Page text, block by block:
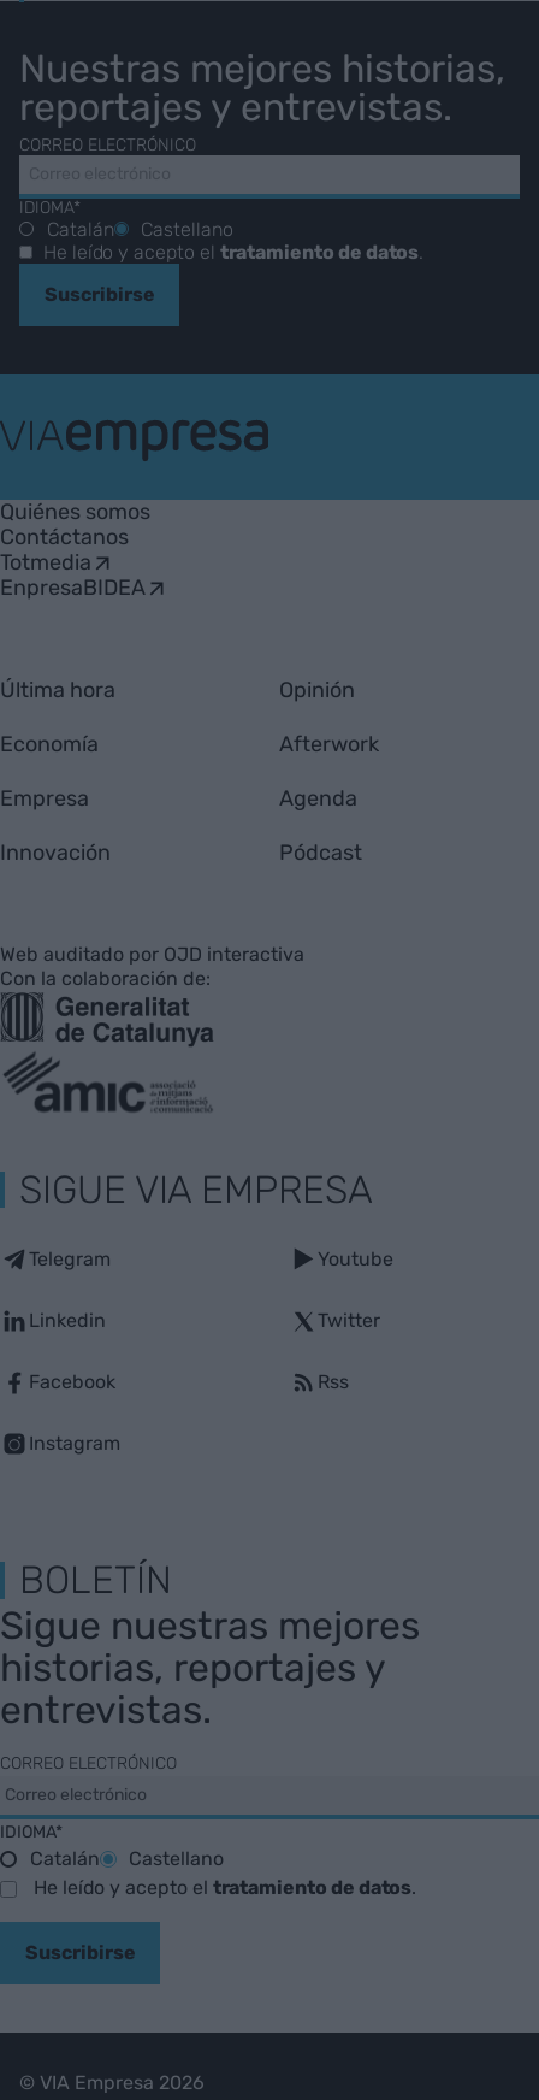
Nuestras mejores historias,
reportajes y entrevistas.
CORREO ELECTRÓNICO
IDIOMA*
Catalán
Castellano
He leído y acepto el tratamiento de datos.
Suscribirse
Empresa
Quiénes somos
Contáctanos
Totmedia
EnpresaBIDEA
Última hora
Economía
Empresa
Innovación
Opinión
Afterwork
Agenda
Pódcast
Web auditado por OJD interactiva
Con la colaboración de:
SIGUE VIA EMPRESA
Telegram
Linkedin
Facebook
Instagram
Youtube
Twitter
Rss
BOLETÍN
Sigue nuestras mejores
historias, reportajes y
entrevistas.
CORREO ELECTRÓNICO
IDIOMA*
Catalán
Castellano
He leído y acepto el tratamiento de datos.
Suscribirse
© VIA Empresa 2026